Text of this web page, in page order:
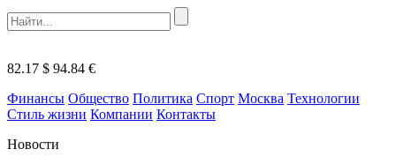
82.17 $ 94.84 €
Финансы Общество Политика Спорт Москва Технологии
Стиль жизни Компании Контакты
Новости